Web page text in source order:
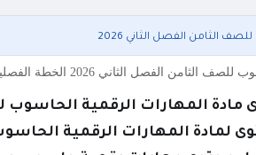
الثامن الفصل الثاني 2026
المحتوى لمادة المهارات الرقمية الحاسوب الصف الثامن
المهارات الرقمية الحاسوب
لمادة المهارات الرقمية الحاسوب